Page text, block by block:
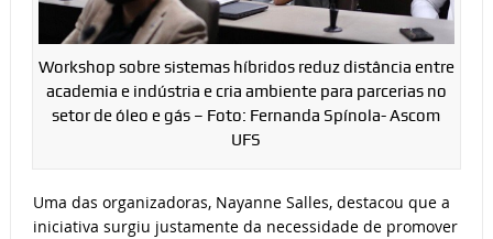
Workshop sobre sistemas híbridos reduz distância entre
academia e indústria e cria ambiente para parcerias no
setor de óleo e gás – Foto: Fernanda Spínola- Ascom
UFS
Uma das organizadoras, Nayanne Salles, destacou que a
iniciativa surgiu justamente da necessidade de promover